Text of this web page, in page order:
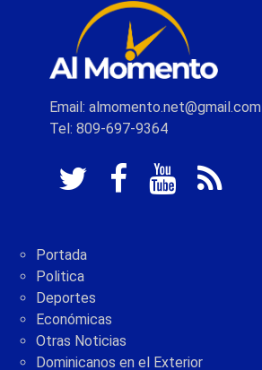
Email: almomento.net@gmail.com
Tel: 809-697-9364
Portada
Politica
Deportes
Económicas
Otras Noticias
Dominicanos en el Exterior